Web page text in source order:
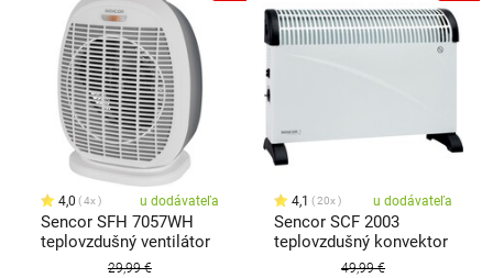
4,0 4x u dodávateľa
Sencor SFH 7057WH
teplovzdušný ventilátor
29,99 €
4,1 20x u dodávateľa
Sencor SCF 2003
teplovzdušný konvektor
49,99 €